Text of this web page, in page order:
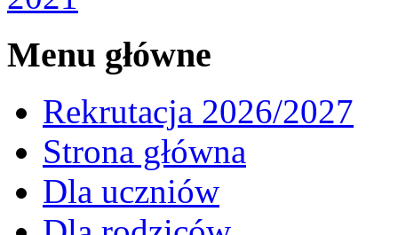
Menu główne
Rekrutacja 2026/2027
Strona główna
Dla uczniów